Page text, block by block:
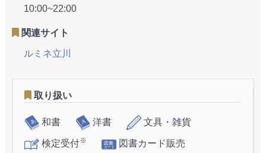
10:00~22:00
関連サイト
ルミネ立川
取り扱い
和書 洋書 文具・雑貨
検定受付※ 図書カード販売